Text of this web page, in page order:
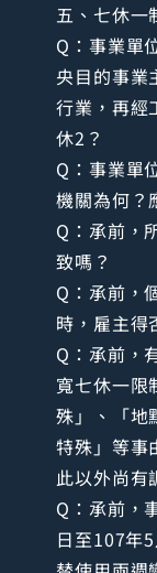
五、七休一
Q：事業單
央目的事業
行業，再經
休2？
Q：事業單
機關為何？
Q：承前，
致嗎？
Q：承前，
時，雇主得
Q：承前，
寬七休一限
殊」、「地
特殊」等事
此以外尚有
Q：承前，
日至107年